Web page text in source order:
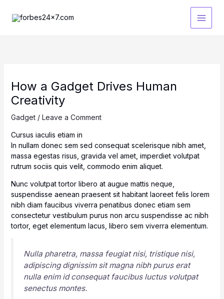
How a Gadget Drives Human
Creativity
Gadget/ Leave a Comment
Cursus iaculis etiam in
In nullam donec sem sed consequat scelerisque nibh amet,
massa egestas risus, gravida vel amet, imperdiet volutpat
rutrum sociis quis velit, commodo enim aliquet.
Nunc volutpat tortor libero at augue mattis neque,
suspendisse aenean praesent sit habitant laoreet felis lorem
nibh diam faucibus viverra penatibus donec etiam sem
consectetur vestibulum purus non arcu suspendisse ac nibh
tortor, eget elementum lacus, libero sem viverra elementum.
Nulla pharetra, massa feugiat nisi, tristique nisi,
adipiscing dignissim sit magna nibh purus erat
nulla enim id consequat faucibus luctus volutpat
senectus montes.